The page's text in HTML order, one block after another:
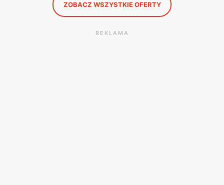
ZOBACZ WSZYSTKIE OFERTY
REKLAMA